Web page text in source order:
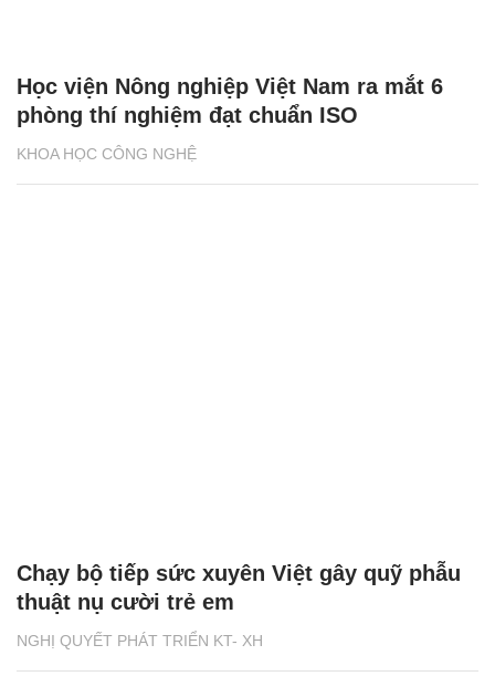
KHOA HỌC CÔNG NGHỆ
Học viện Nông nghiệp Việt Nam ra mắt 6
phòng thí nghiệm đạt chuẩn ISO
NGHỊ QUYẾT PHÁT TRIỂN KT- XH
Chạy bộ tiếp sức xuyên Việt gây quỹ phẫu
thuật nụ cười trẻ em